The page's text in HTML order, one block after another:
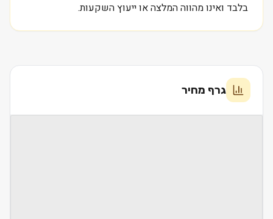
בלבד ואינו מהווה המלצה או ייעוץ השקעות.
גרף מחיר